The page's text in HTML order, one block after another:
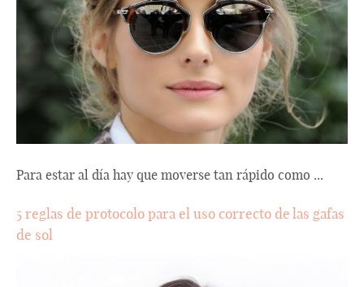
Para estar al día hay que moverse tan rápido como ...
5 reglas de protocolo para el uso correcto de las gafas
de sol